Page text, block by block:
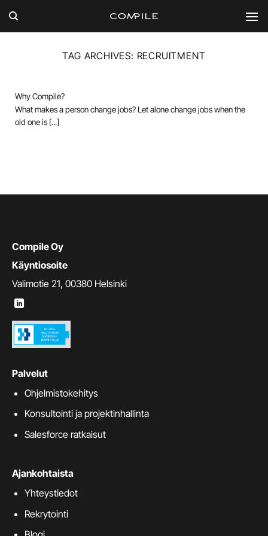
TAG ARCHIVES: RECRUITMENT
Why Compile?
What makes a person change jobs? Let alone change jobs when the
old one is [...]
Compile Oy
Käyntiosoite
Valimotie 21, 00380 Helsinki
Palvelut
Ohjelmistokehitys
Konsultointi ja projektinhallinta
Salesforce ratkaisut
Ajankohtaista
Yhteystiedot
Rekrytointi